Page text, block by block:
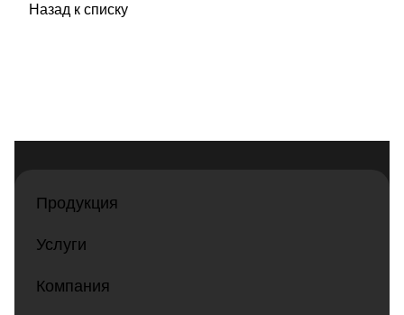
Назад к списку
Продукция
Услуги
Компания